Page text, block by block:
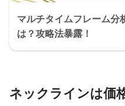
マルチタイムフレーム分
は？攻略法暴露！
ネックラインは価